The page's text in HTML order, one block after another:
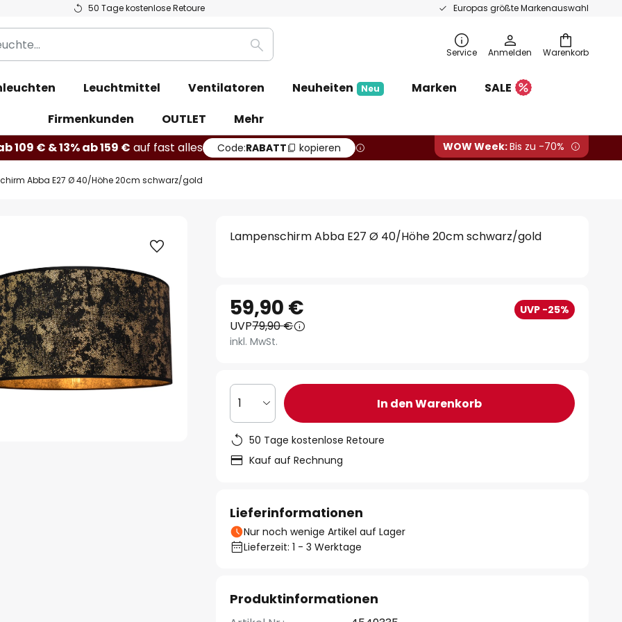
50 Tage kostenlose Retoure Europas größte Markenauswahl
Warenkorb
Suche Service Anmelden
Leuchtmittel Ventilatoren Neuheiten Neu Marken
SALE
Firmenkunden
OUTLET
Mehr
109 € & 13% ab 159 € auf fast alles Code:RABATT kopieren WOW Week:Bis zu -70%
Abba E27 Ø 40/Höhe 20cm schwarz/gold
Lampenschirm Abba E27 Ø 40/Höhe 20cm schwarz/gold
59,90 € UVP -25%
UVP79,90 €
inkl. MwSt.
1 In den Warenkorb
50 Tage kostenlose Retoure
Kauf auf Rechnung
Lieferinformationen
Nur noch wenige Artikel auf Lager
Lieferzeit: 1 - 3 Werktage
Produktinformationen